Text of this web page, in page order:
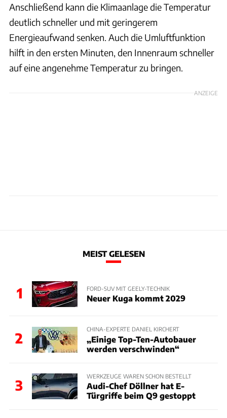
Anschließend kann die Klimaanlage die Temperatur
deutlich schneller und mit geringerem
Energieaufwand senken. Auch die Umluftfunktion
hilft in den ersten Minuten, den Innenraum schneller
auf eine angenehme Temperatur zu bringen.
ANZEIGE
MEIST GELESEN
1 FORD-SUV MIT GEELY-TECHNIK
Neuer Kuga kommt 2029
2
CHINA-EXPERTE DANIEL KIRCHERT
„Einige Top-Ten-Autobauer
werden verschwinden“
3
WERKZEUGE WAREN SCHON BESTELLT
Audi-Chef Döllner hat E-
Türgriffe beim Q9 gestoppt